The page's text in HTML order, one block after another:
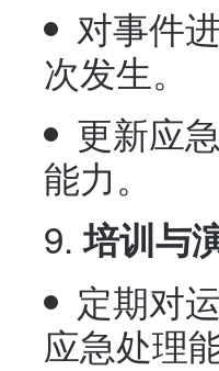
对事件
次发生。
更新应
能力。
培训与
定期对
应急处理能